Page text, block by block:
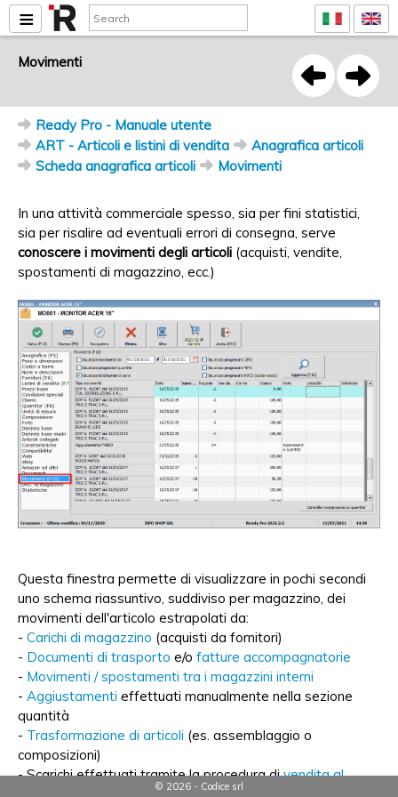
Movimenti
Ready Pro - Manuale utente
ART - Articoli e listini di vendita
Anagrafica articoli
Scheda anagrafica articoli
Movimenti
In una attività commerciale spesso, sia per fini statistici,
sia per risalire ad eventuali errori di consegna, serve
conoscere i movimenti degli articoli (acquisti, vendite,
spostamenti di magazzino, ecc.)
Questa finestra permette di visualizzare in pochi secondi
uno schema riassuntivo, suddiviso per magazzino, dei
movimenti dell'articolo estrapolati da:
- Carichi di magazzino (acquisti da fornitori)
- Documenti di trasporto e/o fatture accompagnatorie
- Movimenti / spostamenti tra i magazzini interni
- Aggiustamenti effettuati manualmente nella sezione
quantità
- Trasformazione di articoli (es. assemblaggio o
composizioni)
- Scarichi effettuati tramite la procedura divendita al
© 2026 - Codice srl